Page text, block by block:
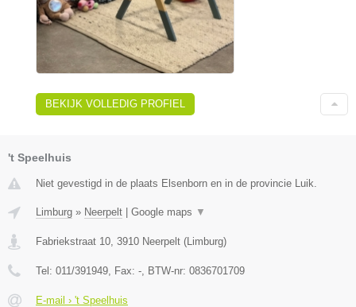
BEKIJK VOLLEDIG PROFIEL
't Speelhuis
Niet gevestigd in de plaats Elsenborn en in de provincie Luik.
Limburg » Neerpelt | Google maps ▼
Fabriekstraat 10 3910 Neerpelt (Limburg)
Tel: 011/391949 , Fax: - , BTW-nr: 0836701709
E-mail › 't Speelhuis